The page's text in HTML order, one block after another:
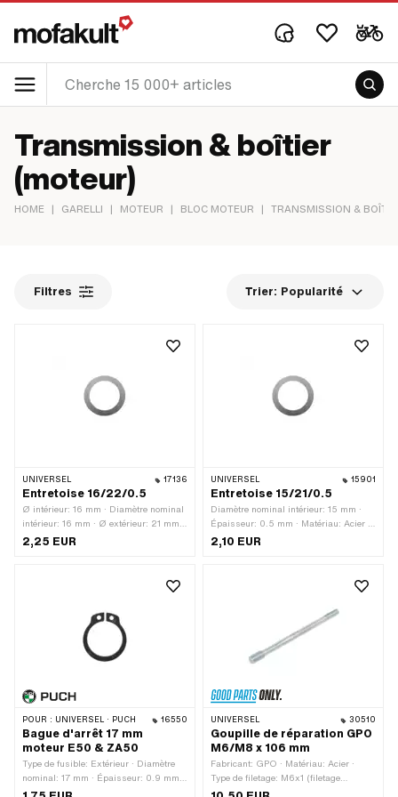
Transmission & boîtier
(moteur)
HOME | GARELLI | MOTEUR | BLOC MOTEUR | TRANSMISSION &
Filtres Trier: Popularité
UNIVERSEL 17136
Entretoise 16/22/0.5
Ø intérieur: 16 mm · Diamètre nominal
intérieur: 16 mm · Ø extérieur: 21 mm ·
Épaisseur: 0.5 mm · Matériau: Acier ·
2,25 EUR
UNIVERSEL 15901
Entretoise 15/21/0.5
Diamètre nominal intérieur: 15 mm ·
Épaisseur: 0.5 mm · Matériau: Acier ·
Ø extérieur: 21 mm · Ø intérieur: 15
2,10 EUR
POUR : UNIVERSEL · PUCH 16550
Bague d'arrêt 17 mm
moteur E50 & ZA50
Type de fusible: Extérieur · Diamètre
nominal: 17 mm · Épaisseur: 0.9 mm ·
Lieu d'utilisation: Embrayage ·
UNIVERSEL 30510
Goupille de réparation GPO
M6/M8 x 106 mm
Fabricant: GPO · Matériau: Acier ·
Type de filetage: M6x1 (filetage
standard) · Type de filetage: M8x1.25